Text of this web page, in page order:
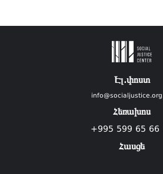
Էլ.փոստ
Հեռախոս
+995 599 65 66
Հասցե